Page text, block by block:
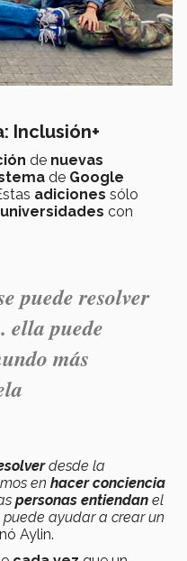
Inclusión+
de nuevas
de Google
adiciones sólo
universidades con
puede resolver
ella puede
más
desde la
en hacer conciencia
personas entiendan el
puede ayudar a crear un
Aylin.